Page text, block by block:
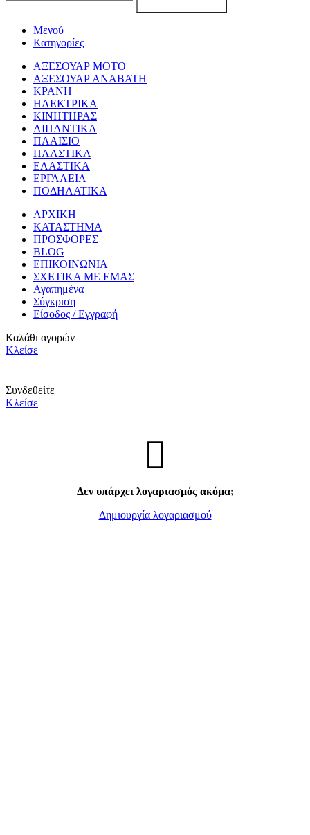
Μενού
Κατηγορίες
ΑΞΕΣΟΥΑΡ ΜΟΤΟ
ΑΞΕΣΟΥΑΡ ΑΝΑΒΑΤΗ
ΚΡΑΝΗ
ΗΛΕΚΤΡΙΚΑ
ΚΙΝΗΤΗΡΑΣ
ΛΙΠΑΝΤΙΚΑ
ΠΛΑΙΣΙΟ
ΠΛΑΣΤΙΚΑ
ΕΛΑΣΤΙΚΑ
ΕΡΓΑΛΕΙΑ
ΠΟΔΗΛΑΤΙΚΑ
ΑΡΧΙΚΗ
ΚΑΤΑΣΤΗΜΑ
ΠΡΟΣΦΟΡΕΣ
BLOG
ΕΠΙΚΟΙΝΩΝΙΑ
ΣΧΕΤΙΚΑ ΜΕ ΕΜΑΣ
Αγαπημένα
Σύγκριση
Είσοδος / Εγγραφή
Καλάθι αγορών
Κλείσε
Συνδεθείτε
Κλείσε
Δεν υπάρχει λογαριασμός ακόμα;
Δημιουργία λογαριασμού